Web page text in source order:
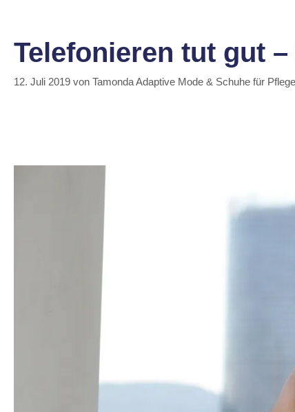
Telefonieren tut gut
12. Juli 2019 von Tamonda Adaptive Mode & Schuhe für